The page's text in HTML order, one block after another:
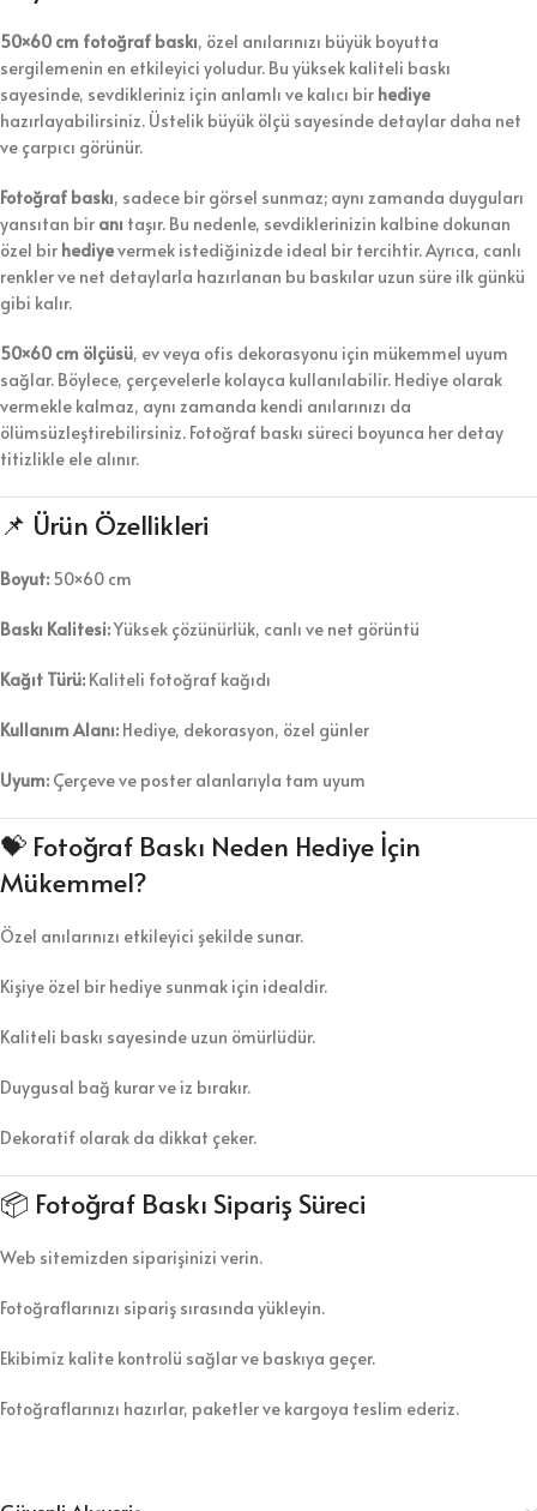
50×60 cm fotoğraf baskı, özel anılarınızı büyük boyutta
sergilemenin en etkileyici yoludur. Bu yüksek kaliteli baskı
sayesinde, sevdikleriniz için anlamlı ve kalıcı bir hediye
hazırlayabilirsiniz. Üstelik büyük ölçü sayesinde detaylar daha net
ve çarpıcı görünür.
Fotoğraf baskı, sadece bir görsel sunmaz; aynı zamanda duyguları
yansıtan bir anı taşır. Bu nedenle, sevdiklerinizin kalbine dokunan
özel bir hediyevermek istediğinizde ideal bir tercihtir. Ayrıca, canlı
renkler ve net detaylarla hazırlanan bu baskılar uzun süre ilk günkü
gibi kalır.
50×60 cm ölçüsü, ev veya ofis dekorasyonu için mükemmel uyum
sağlar. Böylece, çerçevelerle kolayca kullanılabilir. Hediye olarak
vermekle kalmaz, aynı zamanda kendi anılarınızı da
ölümsüzleştirebilirsiniz. Fotoğraf baskı süreci boyunca her detay
titizlikle ele alınır.
📌 Ürün Özellikleri
Boyut: 50×60 cm
Baskı Kalitesi:Yüksek çözünürlük, canlı ve net görüntü
Kağıt Türü: Kaliteli fotoğraf kağıdı
Kullanım Alanı: Hediye, dekorasyon, özel günler
Uyum: Çerçeve ve poster alanlarıyla tam uyum
💝 Fotoğraf Baskı Neden Hediye İçin
Mükemmel?
Özel anılarınızı etkileyici şekilde sunar.
Kişiye özel bir hediye sunmak için idealdir.
Kaliteli baskı sayesinde uzun ömürlüdür.
Duygusal bağ kurar ve iz bırakır.
Dekoratif olarak da dikkat çeker.
📦 Fotoğraf Baskı Sipariş Süreci
Web sitemizden siparişinizi verin.
Fotoğraflarınızı sipariş sırasında yükleyin.
Ekibimiz kalite kontrolü sağlar ve baskıya geçer.
Fotoğraflarınızı hazırlar, paketler ve kargoya teslim ederiz.